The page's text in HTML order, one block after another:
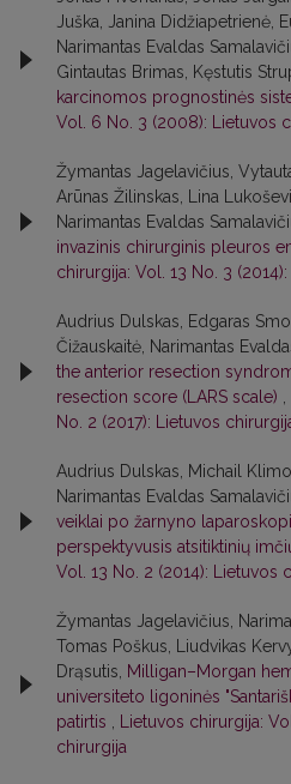
Juška, Janina Didžiapetrienė,
Narimantas Evaldas
Gintautas Brimas, Kęstutis
karcinomos prognostinės
Vol. 6 No. 3 (2008): Lietuvos
Žymantas Jagelavičius,
Arūnas Žilinskas, Lina
Narimantas Evaldas
invazinis chirurginis pleuros
chirurgija: Vol. 13 No. 3
Audrius Dulskas, Edgaras
Čižauskaitė, Narimantas
the anterior resection
resection score (LARS scale)
No. 2 (2017): Lietuvos
Audrius Dulskas, Michail
Narimantas Evaldas
veiklai po žarnyno
perspektyvusis atsitiktinių
Vol. 13 No. 2 (2014): Lietuvos
Žymantas Jagelavičius,
Tomas Poškus, Liudvikas
Drąsutis,
Milligan–Morgan
universiteto ligoninės
patirtis
Lietuvos chirurgija:
chirurgija